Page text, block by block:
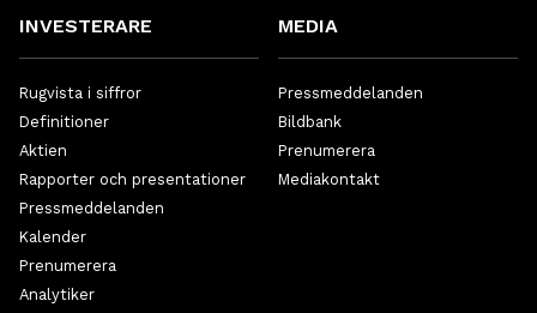
INVESTERARE
Rugvista i siffror
Definitioner
Aktien
Rapporter och presentationer
Pressmeddelanden
Kalender
Prenumerera
Analytiker
MEDIA
Pressmeddelanden
Bildbank
Prenumerera
Mediakontakt